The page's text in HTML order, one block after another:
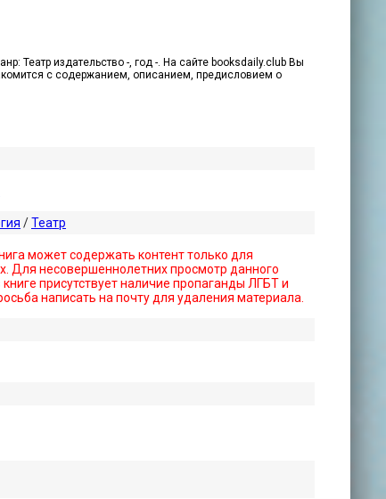
Театр издательство -, год -. На сайте booksdaily.club Вы
с содержанием, описанием, предисловием о
/Театр
может содержать контент только для
Для несовершеннолетних просмотр данного
присутствует наличие пропаганды ЛГБТ и
написать на почту для удаления материала.